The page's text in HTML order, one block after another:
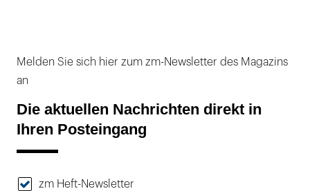
Melden Sie sich hier zum zm-Newsletter des Magazins
an
Die aktuellen Nachrichten direkt in
Ihren Posteingang
zm Heft-Newsletter